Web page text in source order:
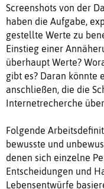
Screenshots von der
haben die Aufgabe,
gestellte Werte zu
Einstieg einer
überhaupt Werte?
gibt es? Daran könnte
anschließen, die die
Internetrecherche
Folgende
bewusste und
denen sich einzelne
Entscheidungen und
Lebensentwürfe